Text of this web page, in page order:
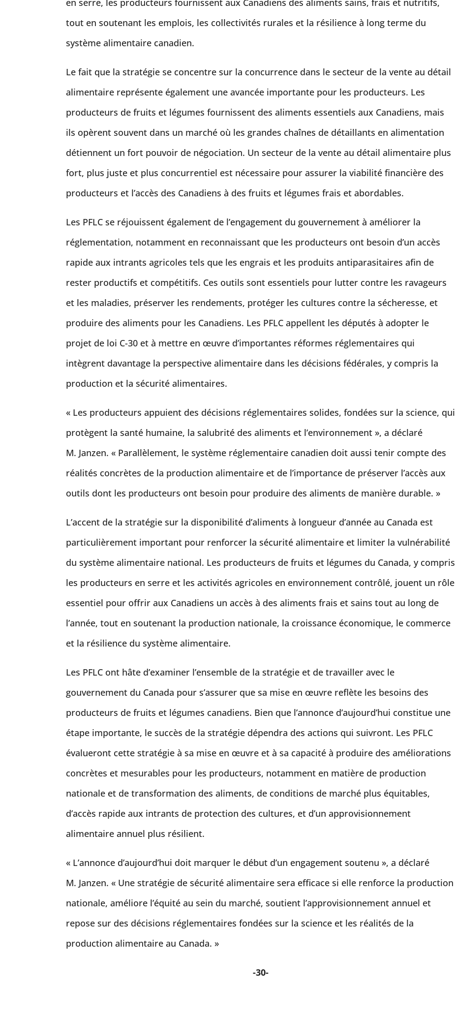
en serre, les producteurs fournissent aux Canadiens des aliments sains, frais et nutritifs,
tout en soutenant les emplois, les collectivités rurales et la résilience à long terme du
système alimentaire canadien.
Le fait que la stratégie se concentre sur la concurrence dans le secteur de la vente au détail
alimentaire représente également une avancée importante pour les producteurs. Les
producteurs de fruits et légumes fournissent des aliments essentiels aux Canadiens, mais
ils opèrent souvent dans un marché où les grandes chaînes de détaillants en alimentation
détiennent un fort pouvoir de négociation. Un secteur de la vente au détail alimentaire plus
fort, plus juste et plus concurrentiel est nécessaire pour assurer la viabilité financière des
producteurs et l’accès des Canadiens à des fruits et légumes frais et abordables.
Les PFLC se réjouissent également de l’engagement du gouvernement à améliorer la
réglementation, notamment en reconnaissant que les producteurs ont besoin d’un accès
rapide aux intrants agricoles tels que les engrais et les produits antiparasitaires afin de
rester productifs et compétitifs. Ces outils sont essentiels pour lutter contre les ravageurs
et les maladies, préserver les rendements, protéger les cultures contre la sécheresse, et
produire des aliments pour les Canadiens. Les PFLC appellent les députés à adopter le
projet de loi C-30 et à mettre en œuvre d’importantes réformes réglementaires qui
intègrent davantage la perspective alimentaire dans les décisions fédérales, y compris la
production et la sécurité alimentaires.
« Les producteurs appuient des décisions réglementaires solides, fondées sur la science, qui
protègent la santé humaine, la salubrité des aliments et l’environnement », a déclaré
M. Janzen. « Parallèlement, le système réglementaire canadien doit aussi tenir compte des
réalités concrètes de la production alimentaire et de l’importance de préserver l’accès aux
outils dont les producteurs ont besoin pour produire des aliments de manière durable. »
L’accent de la stratégie sur la disponibilité d’aliments à longueur d’année au Canada est
particulièrement important pour renforcer la sécurité alimentaire et limiter la vulnérabilité
du système alimentaire national. Les producteurs de fruits et légumes du Canada, y compris
les producteurs en serre et les activités agricoles en environnement contrôlé, jouent un rôle
essentiel pour offrir aux Canadiens un accès à des aliments frais et sains tout au long de
l’année, tout en soutenant la production nationale, la croissance économique, le commerce
et la résilience du système alimentaire.
Les PFLC ont hâte d’examiner l’ensemble de la stratégie et de travailler avec le
gouvernement du Canada pour s’assurer que sa mise en œuvre reflète les besoins des
producteurs de fruits et légumes canadiens. Bien que l’annonce d’aujourd’hui constitue une
étape importante, le succès de la stratégie dépendra des actions qui suivront. Les PFLC
évalueront cette stratégie à sa mise en œuvre et à sa capacité à produire des améliorations
concrètes et mesurables pour les producteurs, notamment en matière de production
nationale et de transformation des aliments, de conditions de marché plus équitables,
d’accès rapide aux intrants de protection des cultures, et d’un approvisionnement
alimentaire annuel plus résilient.
« L’annonce d’aujourd’hui doit marquer le début d’un engagement soutenu », a déclaré
M. Janzen. « Une stratégie de sécurité alimentaire sera efficace si elle renforce la production
nationale, améliore l’équité au sein du marché, soutient l’approvisionnement annuel et
repose sur des décisions réglementaires fondées sur la science et les réalités de la
production alimentaire au Canada. »
-30-